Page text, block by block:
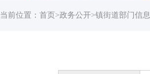
当前位置： 首页>政务公开>镇街道部门信息